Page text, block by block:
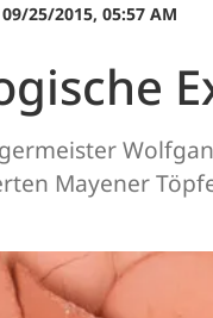
25/2015, 05:57 AM
Mayener